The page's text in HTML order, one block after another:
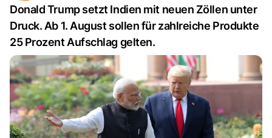
Donald Trump setzt Indien mit neuen Zöllen unter
Druck. Ab 1. August sollen für zahlreiche Produkte
25 Prozent Aufschlag gelten.